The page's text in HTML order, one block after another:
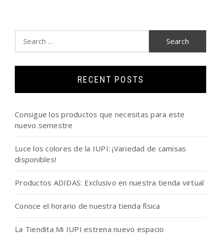
for:
RECENT POSTS
Consigue los productos que necesitas para este
nuevo semestre
Luce los colores de la IUPI: ¡Variedad de camisas
disponibles!
Productos ADIDAS: Exclusivo en nuestra tienda virtual
Conoce el horario de nuestra tienda física
La Tiendita Mi IUPI estrena nuevo espacio